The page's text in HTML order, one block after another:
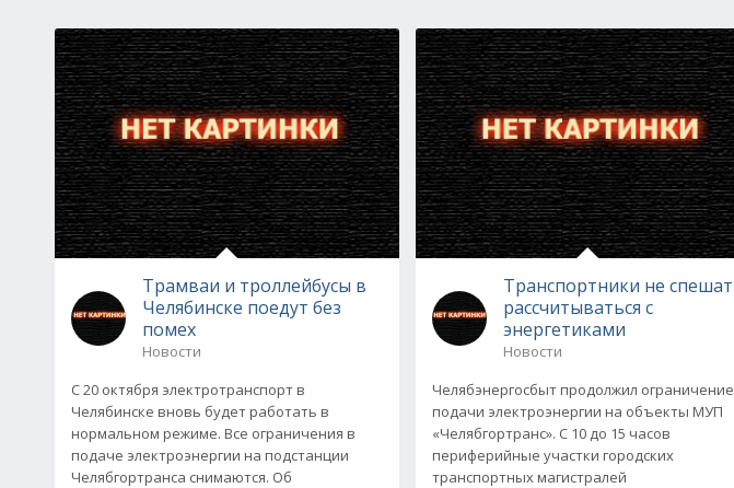
Трамваи и троллейбусы в
Челябинске поедут без
помех
Новости
С 20 октября электротранспорт в
Челябинске вновь будет работать в
нормальном режиме. Все ограничения в
подаче электроэнергии на подстанции
Челябгортранса снимаются. Об
Транспортники не спешат
рассчитываться с
энергетиками
Новости
Челябэнергосбыт продолжил ограничение
подачи электроэнергии на объекты МУП
«Челябгортранс». С 10 до 15 часов
периферийные участки городских
транспортных магистралей